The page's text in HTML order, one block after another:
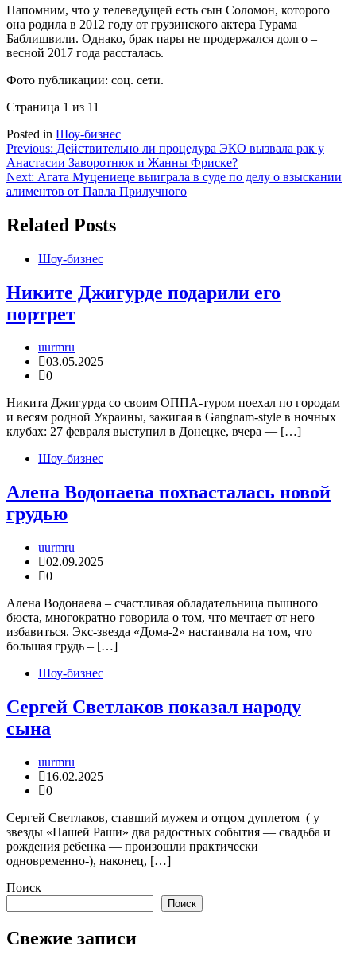
Напомним, что у телеведущей есть сын Соломон, которого
она родила в 2012 году от грузинского актера Гурама
Баблишвили. Однако, брак пары не продержался долго –
весной 2017 года рассталась.
Фото публикации: соц. сети.
Страница 1 из 11
Posted in Шоу-бизнес
Навигация
по
записям
Previous: Действительно ли процедура ЭКО вызвала рак у
Анастасии Заворотнюк и Жанны Фриске?
Next: Агата Муцениеце выиграла в суде по делу о взыскании
алиментов от Павла Прилучного
Related Posts
Шоу-бизнес
Никите Джигурде подарили его
портрет
uurmru
03.05.2025
0
Никита Джигурда со своим ОППА-туром поехал по городам
и весям родной Украины, зажигая в Gangnam-style в ночных
клубах: 27 февраля выступил в Донецке, вчера — […]
Шоу-бизнес
Алена Водонаева похвасталась новой
грудью
uurmru
02.09.2025
0
Алена Водонаева – счастливая обладательница пышного
бюста, многократно говорила о том, что мечтает от него
избавиться. Экс-звезда «Дома-2» настаивала на том, что
большая грудь – […]
Шоу-бизнес
Сергей Светлаков показал народу
сына
uurmru
16.02.2025
0
Сергей Светлаков, ставший мужем и отцом дуплетом ( у
звезды «Нашей Раши» два радостных события — свадьба и
рождения ребенка — произошли практически
одновременно-), наконец, […]
Поиск
Поиск
Свежие записи